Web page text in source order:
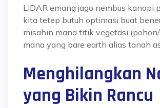
LiDAR emang jago nembus kanopi
kita tetep butuh optimasi buat
misahin mana titik vegetasi
mana yang bare earth alias tanah
Menghilangkan
yang Bikin Rancu